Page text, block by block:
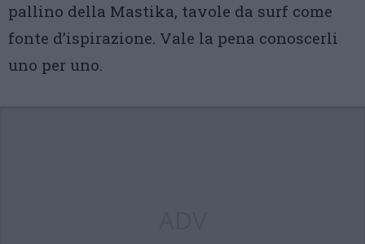
pallino della Mastika, tavole da surf come
fonte d’ispirazione. Vale la pena conoscerli
uno per uno.